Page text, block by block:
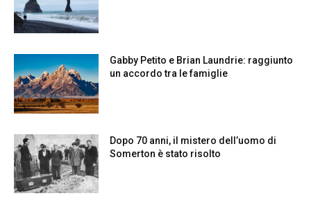
Gabby Petito e Brian Laundrie: raggiunto
un accordo tra le famiglie
Dopo 70 anni, il mistero dell’uomo di
Somerton è stato risolto